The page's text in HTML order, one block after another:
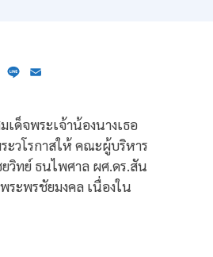
Line
ด็จพระเจ้าน้องนางเธอ
ะวโรกาสให้ คณะผู้บริหาร
วิทย์ ธนไพศาล ผศ.ดร.สัน
ระพรชัยมงคล เนื่องใน